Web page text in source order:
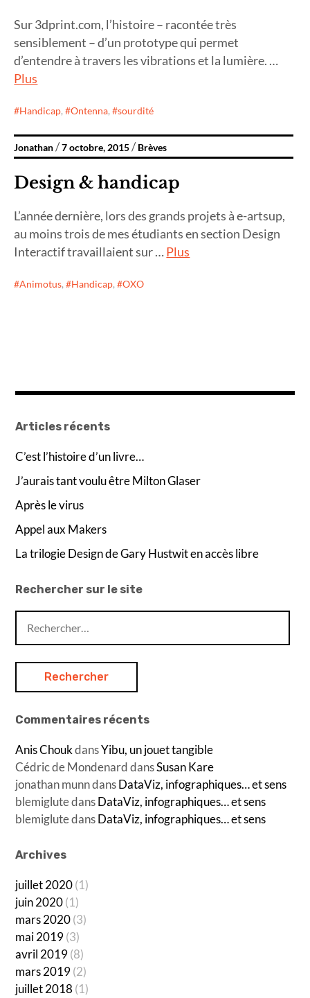
Sur 3dprint.com, l’histoire – racontée très
sensiblement – d’un prototype qui permet
d’entendre à travers les vibrations et la lumière. …
Plus
Handicap, Ontenna, sourdité
Jonathan 7 octobre, 2015 Brèves
Design & handicap
L’année dernière, lors des grands projets à e-artsup,
au moins trois de mes étudiants en section Design
Interactif travaillaient sur …Plus
Animotus, Handicap, OXO
Articles récents
C’est l’histoire d’un livre…
J’aurais tant voulu être Milton Glaser
Après le virus
Appel aux Makers
La trilogie Design de Gary Hustwit en accès libre
Rechercher sur le site
Commentaires récents
Anis ChoukdansYibu, un jouet tangible
Cédric de MondenarddansSusan Kare
jonathan munndansDataViz, infographiques… et sens
blemiglutedansDataViz, infographiques… et sens
blemiglutedansDataViz, infographiques… et sens
Archives
juillet 2020(1)
juin 2020(1)
mars 2020(3)
mai 2019(3)
avril 2019(8)
mars 2019(2)
juillet 2018 (1)